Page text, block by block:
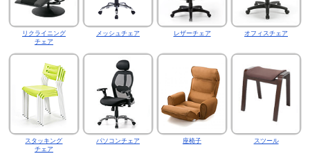
リクライニング
チェア
メッシュチェア レザーチェア オフィスチェア
スタッキング
チェア
パソコンチェア 座椅子 スツール